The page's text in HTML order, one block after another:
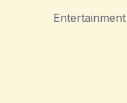
Entertainment